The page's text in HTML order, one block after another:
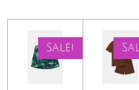
Sale!